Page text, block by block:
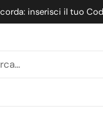
inserisci il tuo